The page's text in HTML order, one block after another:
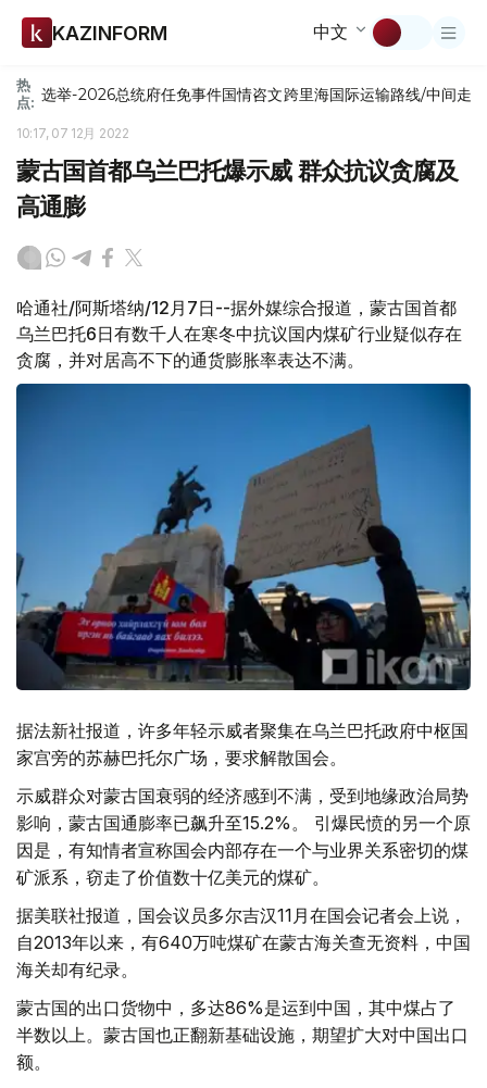
KAZINFORM 中文
热
点: 选举-2026总统府任免事件国情咨文跨里海国际运输路线/中间走廊
10:17, 07 12月 2022
蒙古国首都乌兰巴托爆示威 群众抗议贪腐及
高通膨
哈通社/阿斯塔纳/12月7日--据外媒综合报道，蒙古国首都
乌兰巴托6日有数千人在寒冬中抗议国内煤矿行业疑似存在
贪腐，并对居高不下的通货膨胀率表达不满。
据法新社报道，许多年轻示威者聚集在乌兰巴托政府中枢国
家宫旁的苏赫巴托尔广场，要求解散国会。
示威群众对蒙古国衰弱的经济感到不满，受到地缘政治局势
影响，蒙古国通膨率已飙升至15.2%。 引爆民愤的另一个原
因是，有知情者宣称国会内部存在一个与业界关系密切的煤
矿派系，窃走了价值数十亿美元的煤矿。
据美联社报道，国会议员多尔吉汉11月在国会记者会上说，
自2013年以来，有640万吨煤矿在蒙古海关查无资料，中国
海关却有纪录。
蒙古国的出口货物中，多达86%是运到中国，其中煤占了
半数以上。蒙古国也正翻新基础设施，期望扩大对中国出口
额。